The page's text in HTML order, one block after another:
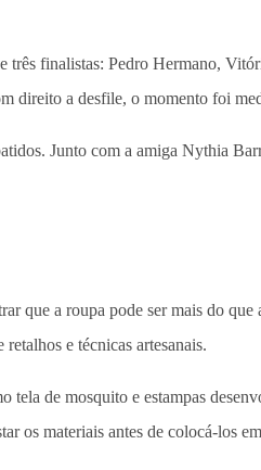
três finalistas: Pedro Hermano,
direito a desfile, o momento foi
Junto com a amiga Nythia
que a roupa pode ser mais do
retalhos e técnicas artesanais.
de mosquito e estampas
os materiais antes de colocá-los